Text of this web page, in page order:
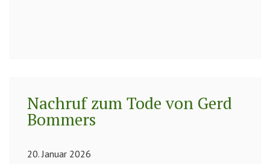
Nachruf zum Tode von Gerd
Bommers
20. Januar 2026